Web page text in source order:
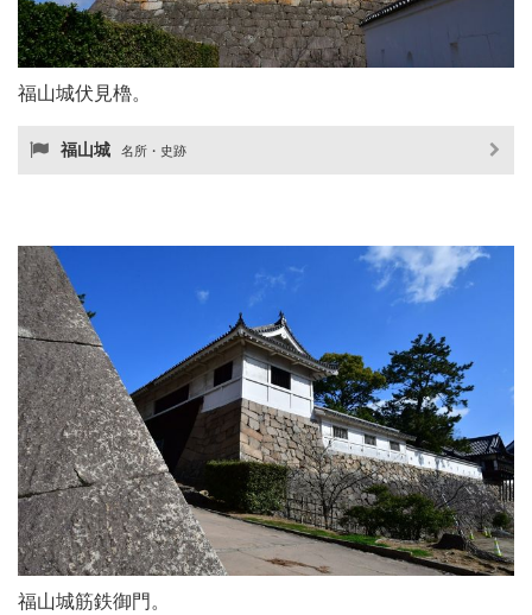
福山城伏見櫓。
福山城 名所・史跡
福山城筋鉄御門。